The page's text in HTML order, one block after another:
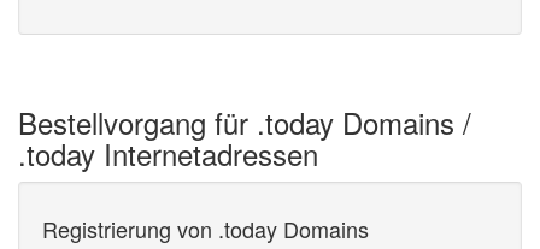
Bestellvorgang für .today Domains /
.today Internetadressen
Registrierung von .today Domains